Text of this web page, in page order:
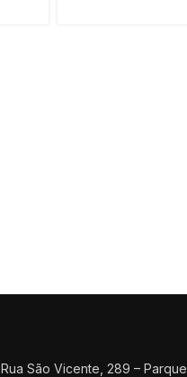
Rua São Vicente, 289 – Parque